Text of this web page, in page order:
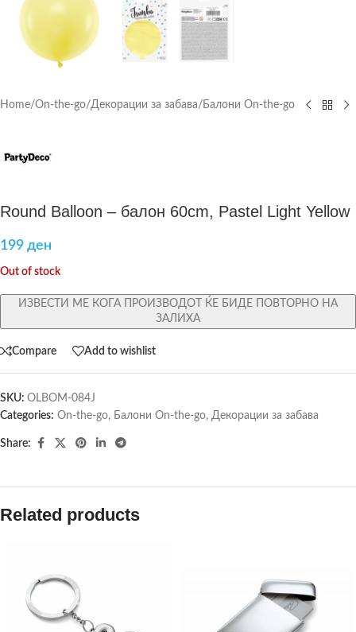
Home/On-the-go/Декорации за забава/ Балони On-the-go
Round Balloon – балон 60cm, Pastel Light Yellow
199 ден
Out of stock
ИЗВЕСТИ МЕ КОГА ПРОИЗВОДОТ ЌЕ БИДЕ ПОВТОРНО НА
ЗАЛИХА
Compare Add to wishlist
SKU: OLBOM-084J
Categories: On-the-go, Балони On-the-go, Декорации за забава
Share:
Related products